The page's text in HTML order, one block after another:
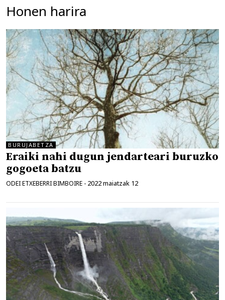
Honen harira
BURUJABETZA
Eraiki nahi dugun jendarteari buruzko
gogoeta batzu
ODEI ETXEBERRI BIMBOIRE - 2022 maiatzak 12